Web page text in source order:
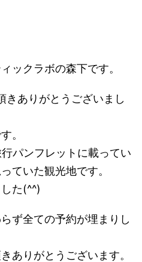
ックラボの森下です。
ありがとうございまし
。
パンフレットに載ってい
ていた観光地です。
た(^^)
ず全ての予約が埋まりし
ありがとうございます。